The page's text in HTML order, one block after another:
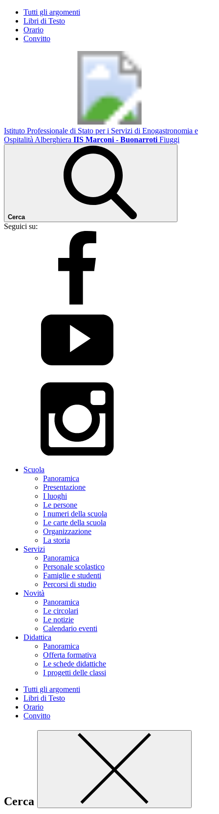
Tutti gli argomenti
Libri di Testo
Orario
Convitto
Istituto Professionale di Stato per i Servizi di Enogastronomia e
Ospitalità Alberghiera IIS Marconi - Buonarroti Fiuggi
Cerca
Seguici su:
Scuola
Panoramica
Presentazione
I luoghi
Le persone
I numeri della scuola
Le carte della scuola
Organizzazione
La storia
Servizi
Panoramica
Personale scolastico
Famiglie e studenti
Percorsi di studio
Novità
Panoramica
Le circolari
Le notizie
Calendario eventi
Didattica
Panoramica
Offerta formativa
Le schede didattiche
I progetti delle classi
Tutti gli argomenti
Libri di Testo
Orario
Convitto
Cerca